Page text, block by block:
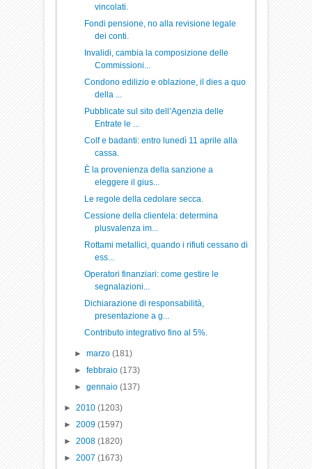
vincolati.
Fondi pensione, no alla revisione legale
dei conti.
Invalidi, cambia la composizione delle
Commissioni...
Condono edilizio e oblazione, il dies a quo
della ...
Pubblicate sul sito dell’Agenzia delle
Entrate le ...
Colf e badanti: entro lunedì 11 aprile alla
cassa.
È la provenienza della sanzione a
eleggere il gius...
Le regole della cedolare secca.
Cessione della clientela: determina
plusvalenza im...
Rottami metallici, quando i rifiuti cessano di
ess...
Operatori finanziari: come gestire le
segnalazioni...
Dichiarazione di responsabilità,
presentazione a g...
Contributo integrativo fino al 5%.
► marzo (181)
► febbraio (173)
► gennaio (137)
►2010(1203)
►2009(1597)
►2008(1820)
►2007(1673)